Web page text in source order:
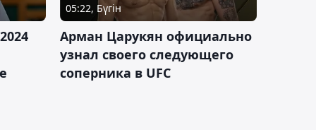
05:22, Бүгін
Арман Царукян официально
узнал своего следующего
соперника в UFC